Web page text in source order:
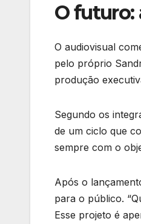
O futuro:
O audiovisual
pelo próprio
produção
Segundo os
de um ciclo que
sempre com o
Após o
para o público.
Esse projeto é